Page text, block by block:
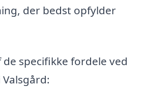
der bedst opfylder
specifikke fordele ved